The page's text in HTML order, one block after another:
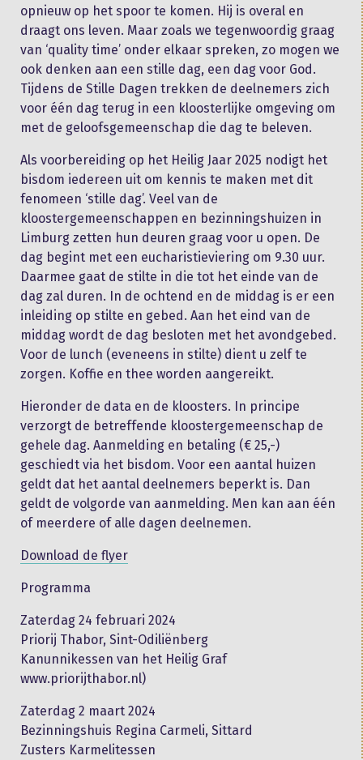
opnieuw op het spoor te komen. Hij is overal en
draagt ons leven. Maar zoals we tegenwoordig graag
van ‘quality time’ onder elkaar spreken, zo mogen we
ook denken aan een stille dag, een dag voor God.
Tijdens de Stille Dagen trekken de deelnemers zich
voor één dag terug in een kloosterlijke omgeving om
met de geloofsgemeenschap die dag te beleven.
Als voorbereiding op het Heilig Jaar 2025 nodigt het
bisdom iedereen uit om kennis te maken met dit
fenomeen ‘stille dag’. Veel van de
kloostergemeenschappen en bezinningshuizen in
Limburg zetten hun deuren graag voor u open. De
dag begint met een eucharistieviering om 9.30 uur.
Daarmee gaat de stilte in die tot het einde van de
dag zal duren. In de ochtend en de middag is er een
inleiding op stilte en gebed. Aan het eind van de
middag wordt de dag besloten met het avondgebed.
Voor de lunch (eveneens in stilte) dient u zelf te
zorgen. Koffie en thee worden aangereikt.
Hieronder de data en de kloosters. In principe
verzorgt de betreffende kloostergemeenschap de
gehele dag. Aanmelding en betaling (€ 25,-)
geschiedt via het bisdom. Voor een aantal huizen
geldt dat het aantal deelnemers beperkt is. Dan
geldt de volgorde van aanmelding. Men kan aan één
of meerdere of alle dagen deelnemen.
Download de flyer
Programma
Zaterdag 24 februari 2024
Priorij Thabor, Sint-Odiliënberg
Kanunnikessen van het Heilig Graf
www.priorijthabor.nl)
Zaterdag 2 maart 2024
Bezinningshuis Regina Carmeli, Sittard
Zusters Karmelitessen